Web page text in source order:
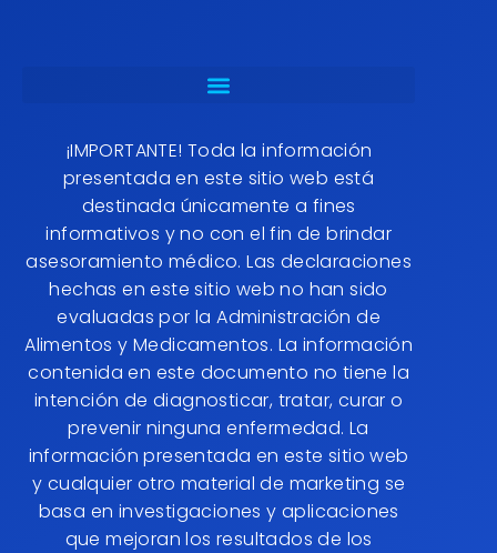
¡IMPORTANTE! Toda la información
presentada en este sitio web está
destinada únicamente a fines
informativos y no con el fin de brindar
asesoramiento médico. Las declaraciones
hechas en este sitio web no han sido
evaluadas por la Administración de
Alimentos y Medicamentos. La información
contenida en este documento no tiene la
intención de diagnosticar, tratar, curar o
prevenir ninguna enfermedad. La
información presentada en este sitio web
y cualquier otro material de marketing se
basa en investigaciones y aplicaciones
que mejoran los resultados de los